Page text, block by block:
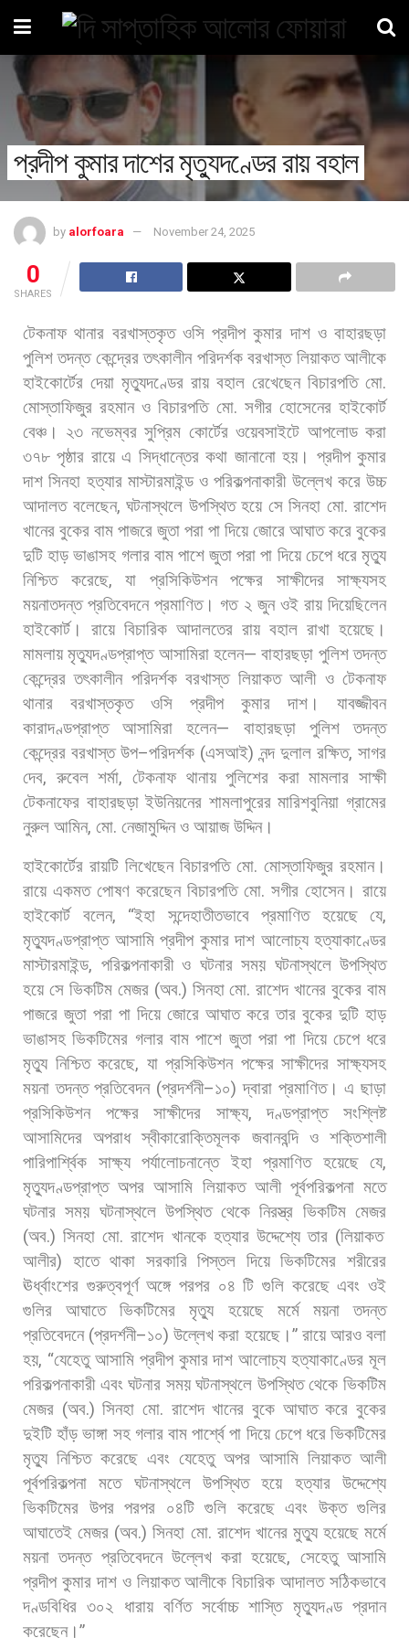
প্রদীপ কুমার দাশের মৃত্যুদণ্ডের রায় বহাল
by alorfoara November 24, 2025
0
SHARES
টেকনাফ থানার বরখাস্তকৃত ওসি প্রদীপ কুমার দাশ ও বাহারছড়া
পুলিশ তদন্ত কেন্দ্রের তৎকালীন পরিদর্শক বরখাস্ত লিয়াকত আলীকে
হাইকোর্টের দেয়া মৃত্যুদণ্ডের রায় বহাল রেখেছেন বিচারপতি মো.
মোস্তাফিজুর রহমান ও বিচারপতি মো. সগীর হোসেনের হাইকোর্ট
বেঞ্চ। ২৩ নভেম্বর সুপ্রিম কোর্টের ওয়েবসাইটে আপলোড করা
৩৭৮ পৃষ্ঠার রায়ে এ সিদ্ধান্তের কথা জানানো হয়। প্রদীপ কুমার
দাশ সিনহা হত্যার মাস্টারমাইন্ড ও পরিকল্পনাকারী উল্লেখ করে উচ্চ
আদালত বলেছেন, ঘটনাস্থলে উপস্থিত হয়ে সে সিনহা মো. রাশেদ
খানের বুকের বাম পাজরে জুতা পরা পা দিয়ে জোরে আঘাত করে বুকের
দুটি হাড় ভাঙাসহ গলার বাম পাশে জুতা পরা পা দিয়ে চেপে ধরে মৃত্যু
নিশ্চিত
করেছে, যা প্রসিকিউশন পক্ষের সাক্ষীদের
সাক্ষ্যসহ
ময়নাতদন্ত প্রতিবেদনে প্রমাণিত। গত ২ জুন ওই রায় দিয়েছিলেন
হাইকোর্ট।
রায়ে বিচারিক আদালতের রায় বহাল রাখা হয়েছে।
মামলায় মৃত্যুদণ্ডপ্রাপ্ত আসামিরা হলেন—বাহারছড়া পুলিশ তদন্ত
কেন্দ্রের তৎকালীন পরিদর্শক বরখাস্ত লিয়াকত আলী ও টেকনাফ
থানার
বরখাস্তকৃত ওসি প্রদীপ কুমার
দাশ। যাবজ্জীবন
কারাদণ্ডপ্রাপ্ত
আসামিরা হলেন— বাহারছড়া পুলিশ
তদন্ত
কেন্দ্রের বরখাস্ত উপ–পরিদর্শক (এসআই)নন্দ দুলাল রক্ষিত,সাগর
দেব,রুবেল শর্মা, টেকনাফ থানায় পুলিশের করা মামলার সাক্ষী
টেকনাফের বাহারছড়া ইউনিয়নের শামলাপুরের মারিশবুনিয়া গ্রামের
নুরুল আমিন, মো. নেজামুদ্দিন ও আয়াজ উদ্দিন।
হাইকোর্টের রায়টি লিখেছেন বিচারপতি মো. মোস্তাফিজুর রহমান।
রায়ে একমত পোষণ করেছেন বিচারপতি মো. সগীর হোসেন। রায়ে
হাইকোর্ট
বলেন, “ইহা সন্দেহাতীতভাবে প্রমাণিত হয়েছে যে,
মৃত্যুদণ্ডপ্রাপ্ত আসামি প্রদীপ কুমার দাশ আলোচ্য হত্যাকাণ্ডের
মাস্টারমাইন্ড, পরিকল্পনাকারী ও ঘটনার সময় ঘটনাস্থলে উপস্থিত
হয়ে সে ভিকটিম মেজর(অব.) সিনহা মো.রাশেদ খানের বুকের বাম
পাজরে জুতা পরা পা দিয়ে জোরে আঘাত করে তার বুকের দুটি হাড়
ভাঙাসহ ভিকটিমের গলার বাম পাশে জুতা পরা পা দিয়ে চেপে ধরে
মৃত্যু নিশ্চিত করেছে, যা প্রসিকিউশন পক্ষের সাক্ষীদের সাক্ষ্যসহ
ময়না তদন্ত প্রতিবেদন(প্রদর্শনী–১০)দ্বারা প্রমাণিত। এ ছাড়া
প্রসিকিউশন
পক্ষের সাক্ষীদের সাক্ষ্য,দণ্ডপ্রাপ্ত
সংশ্লিষ্ট
আসামিদের অপরাধ স্বীকারোক্তিমূলক জবানবন্দি ও শক্তিশালী
পারিপার্শ্বিক
সাক্ষ্য পর্যালোচনান্তে ইহা প্রমাণিত হয়েছে যে,
মৃত্যুদণ্ডপ্রাপ্ত অপর আসামি লিয়াকত আলী পূর্বপরিকল্পনা মতে
ঘটনার সময় ঘটনাস্থলে উপস্থিত থেকে নিরস্ত্র ভিকটিম মেজর
(অব.)সিনহা মো.রাশেদ খানকে হত্যার উদ্দেশ্যে তার(লিয়াকত
আলীর) হাতে থাকা সরকারি পিস্তল দিয়ে ভিকটিমের শরীরের
ঊর্ধ্বাংশের গুরুত্বপূর্ণ অঙ্গে পরপর ০৪ টি গুলি করেছে এবং ওই
গুলির
আঘাতে ভিকটিমের মৃত্যু হয়েছে মর্মে ময়না
তদন্ত
প্রতিবেদনে(প্রদর্শনী–১০)উল্লেখ করা হয়েছে।” রায়ে আরও বলা
হয়, “যেহেতু আসামি প্রদীপ কুমার দাশ আলোচ্য হত্যাকাণ্ডের মূল
পরিকল্পনাকারী এবং ঘটনার সময় ঘটনাস্থলে উপস্থিত থেকে ভিকটিম
মেজর (অব.)সিনহা মো. রাশেদ খানের বুকে আঘাত করে বুকের
দুইটি হাঁড় ভাঙ্গা সহ গলার বাম পার্শ্বে পা দিয়ে চেপে ধরে ভিকটিমের
মৃত্যু নিশ্চিত করেছে এবং যেহেতু অপর আসামি লিয়াকত আলী
পূর্বপরিকল্পনা
মতে ঘটনাস্থলে উপস্থিত হয়ে হত্যার
উদ্দেশ্যে
ভিকটিমের উপর পরপর ০৪টি গুলি করেছে এবং উক্ত গুলির
আঘাতেই মেজর (অব.)সিনহা মো. রাশেদ খানের মুত্যু হয়েছে মর্মে
ময়না তদন্ত প্রতিবেদনে উল্লেখ করা হয়েছে, সেহেতু আসামি
প্রদীপ কুমার দাশ ও লিয়াকত আলীকে বিচারিক আদালত সঠিকভাবে
দণ্ডবিধির ৩০২ ধারায় বর্ণিত সর্বোচ্চ শাস্তি মৃত্যুদণ্ড প্রদান
করেছেন।”